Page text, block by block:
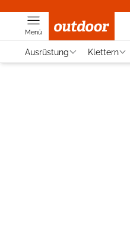
Menü
Ausrüstung Klettern